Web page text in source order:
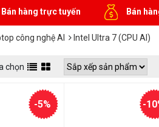
Bán hàng trực tuyến Bán
công nghệ AI Intel Ultra 7 (CPU AI)
chọn
-5% -